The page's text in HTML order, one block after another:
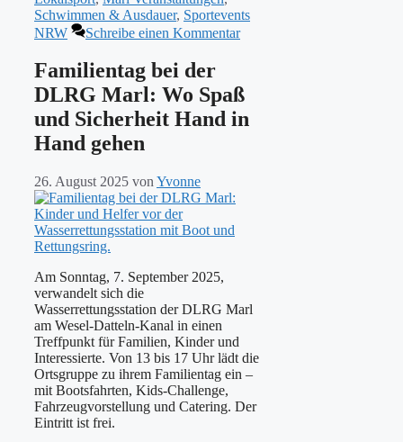
Schwimmen & Ausdauer, Sportevents
NRW
Schreibe einen Kommentar
Familientag bei der
DLRG Marl: Wo Spaß
und Sicherheit Hand in
Hand gehen
26. August 2025 von Yvonne
Am Sonntag, 7. September 2025,
verwandelt sich die
Wasserrettungsstation der DLRG Marl
am Wesel-Datteln-Kanal in einen
Treffpunkt für Familien, Kinder und
Interessierte. Von 13 bis 17 Uhr lädt die
Ortsgruppe zu ihrem Familientag ein –
mit Bootsfahrten, Kids-Challenge,
Fahrzeugvorstellung und Catering. Der
Eintritt ist frei.